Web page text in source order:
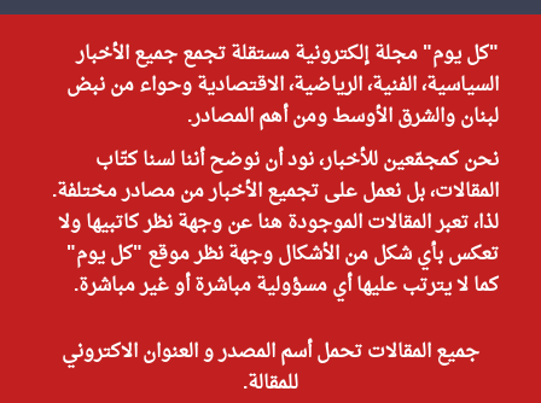
"كل يوم" مجلة إلكترونية مستقلة تجمع جميع الأخبار
السياسية، الفنية، الرياضية، الاقتصادية وحواء من نبض
لبنان والشرق الأوسط ومن أهم المصادر.
نحن كمجمّعين للأخبار، نود أن نوضح أننا لسنا كتّاب
المقالات، بل نعمل على تجميع الأخبار من مصادر مختلفة.
لذا، تعبر المقالات الموجودة هنا عن وجهة نظر كاتبيها ولا
تعكس بأي شكل من الأشكال وجهة نظر موقع "كل يوم"
كما لا يترتب عليها أي مسؤولية مباشرة أو غير مباشرة.
جميع المقالات تحمل أسم المصدر و العنوان الاكتروني
للمقالة.